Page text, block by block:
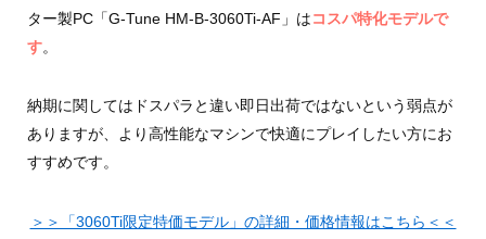
ター製PC「G-Tune HM-B-3060Ti-AF」はコスパ特化モデルで
す。
納期に関してはドスパラと違い即日出荷ではないという弱点が
ありますが、より高性能なマシンで快適にプレイしたい方にお
すすめです。
＞＞「3060Ti限定特価モデル」の詳細・価格情報はこちら＜＜